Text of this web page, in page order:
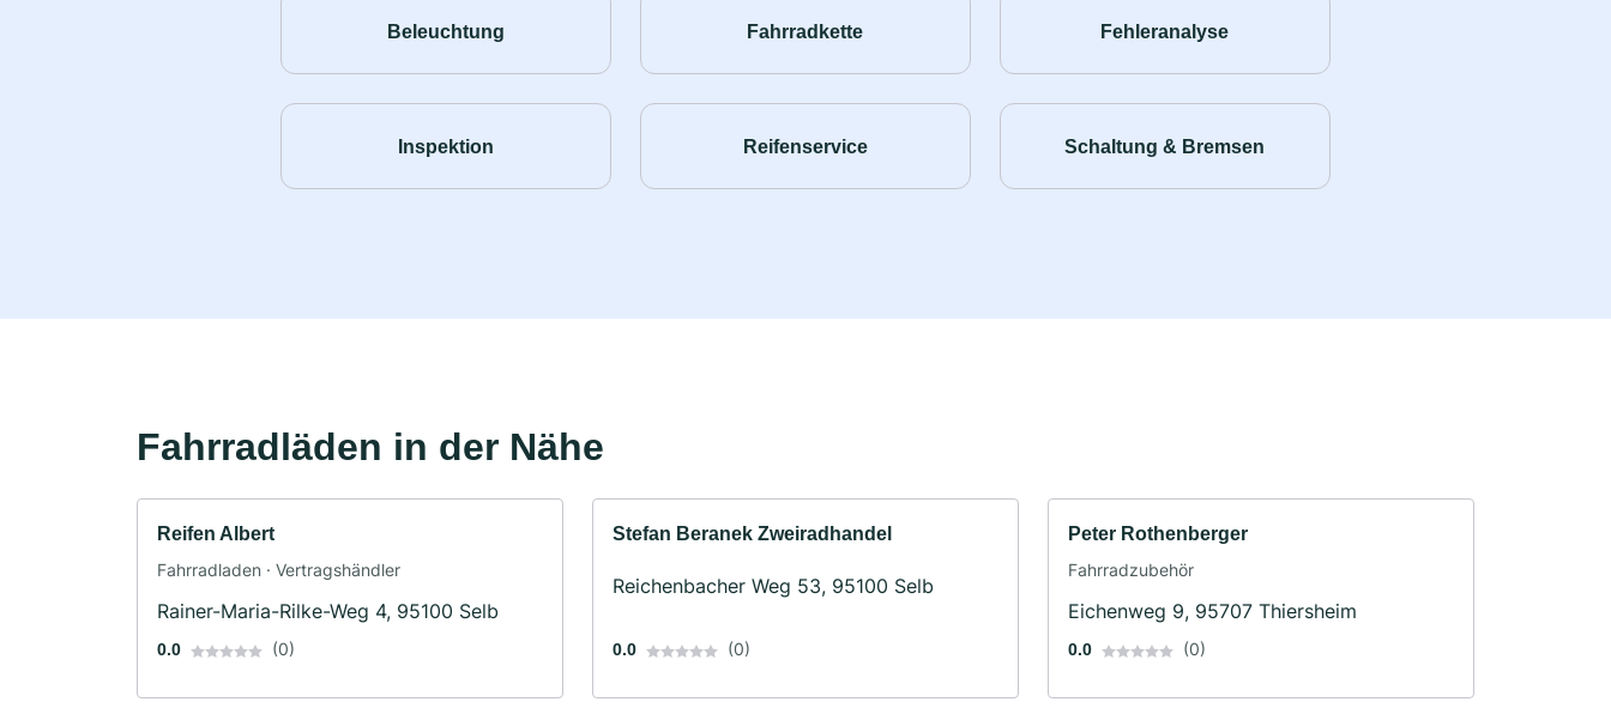
Beleuchtung Fahrradkette Fehleranalyse
Inspektion Reifenservice Schaltung & Bremsen
Fahrradläden in der Nähe
Reifen Albert
Fahrradladen · Vertragshändler
Rainer-Maria-Rilke-Weg 4, 95100 Selb
0.0 (0)
Stefan Beranek Zweiradhandel
Reichenbacher Weg 53, 95100 Selb
0.0 (0)
Peter Rothenberger
Fahrradzubehör
Eichenweg 9, 95707 Thiersheim
0.0 (0)